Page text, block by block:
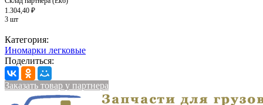
1.304,40 ₽
3 шт
Категория:
Иномарки легковые
Поделиться:
Заказать товар у партнера